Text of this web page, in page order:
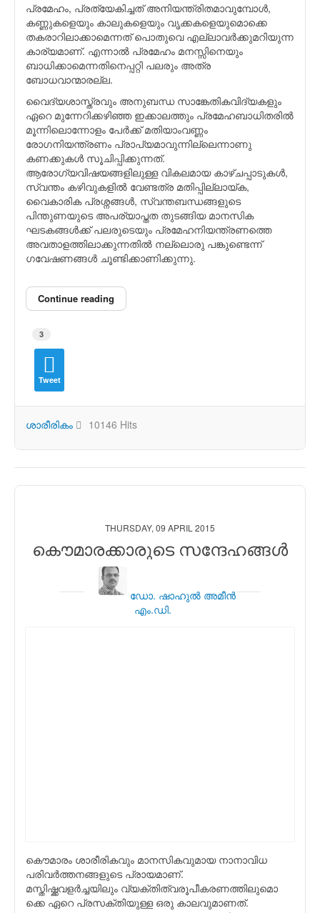
പ്രമേഹം, പ്രത്യേകിച്ചത് അനിയന്ത്രിതമാവുമ്പോള്‍,
കണ്ണുകളെയും കാലുകളെയും വൃക്കകളെയുമൊക്കെ
തകരാറിലാക്കാമെന്നത് പൊതുവെ എല്ലാവര്‍ക്കുമറിയുന്ന
കാര്യമാണ്. എന്നാല്‍ പ്രമേഹം മനസ്സിനെയും
ബാധിക്കാമെന്നതിനെപ്പറ്റി പലരും അത്ര
ബോധവാന്മാരല്ല.
വൈദ്യശാസ്ത്രവും അനുബന്ധ സാങ്കേതികവിദ്യകളും
ഏറെ മുന്നേറിക്കഴിഞ്ഞ ഇക്കാലത്തും പ്രമേഹബാധിതരില്‍
മൂന്നിലൊന്നോളം പേര്‍ക്ക് മതിയാംവണ്ണം
രോഗനിയന്ത്രണം പ്രാപ്യമാവുന്നില്ലെന്നാണു
കണക്കുകള്‍ സൂചിപ്പിക്കുന്നത്.
ആരോഗ്യവിഷയങ്ങളിലുള്ള വികലമായ കാഴ്ചപ്പാടുകള്‍,
സ്വന്തം കഴിവുകളില്‍ വേണ്ടത്ര മതിപ്പില്ലായ്ക,
വൈകാരിക പ്രശ്നങ്ങള്‍, സ്വന്തബന്ധങ്ങളുടെ
പിന്തുണയുടെ അപര്യാപ്തത തുടങ്ങിയ മാനസിക
ഘടകങ്ങള്‍ക്ക് പലരുടെയും പ്രമേഹനിയന്ത്രണത്തെ
അവതാളത്തിലാക്കുന്നതില്‍ നല്ലൊരു പങ്കുണ്ടെന്ന്
ഗവേഷണങ്ങള്‍ ചൂണ്ടിക്കാണിക്കുന്നു.
Continue reading
3
Tweet
ശാരീരികം 10146 Hits
THURSDAY, 09 APRIL 2015
കൌമാരക്കാരുടെ സന്ദേഹങ്ങള്‍
ഡോ. ഷാഹുല്‍ അമീന്‍
എം.ഡി.
കൌമാരം ശാരീരികവും മാനസികവുമായ നാനാവിധ
പരിവര്‍ത്തനങ്ങളുടെ പ്രായമാണ്.
മസ്തിഷ്ക്കവളര്‍ച്ചയിലും വ്യക്തിത്വരൂപീകരണത്തിലുമൊ
ക്കെ ഏറെ പ്രസക്തിയുള്ള ഒരു കാലവുമാണത്.